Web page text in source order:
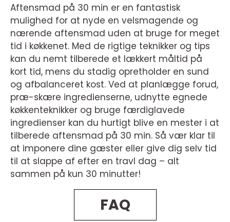
Aftensmad på 30 min er en fantastisk
mulighed for at nyde en velsmagende og
nærende aftensmad uden at bruge for meget
tid i køkkenet. Med de rigtige teknikker og tips
kan du nemt tilberede et lækkert måltid på
kort tid, mens du stadig opretholder en sund
og afbalanceret kost. Ved at planlægge forud,
præ-skære ingredienserne, udnytte egnede
køkkenteknikker og bruge færdiglavede
ingredienser kan du hurtigt blive en mester i at
tilberede aftensmad på 30 min. Så vær klar til
at imponere dine gæster eller give dig selv tid
til at slappe af efter en travl dag – alt
sammen på kun 30 minutter!
FAQ